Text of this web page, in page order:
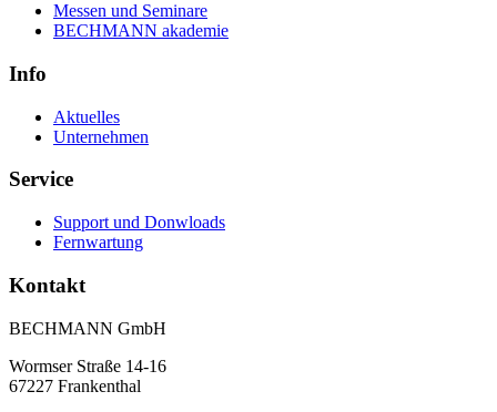
Messen und Seminare
BECHMANN akademie
Info
Aktuelles
Unternehmen
Service
Support und Donwloads
Fernwartung
Kontakt
BECHMANN GmbH
Wormser Straße 14-16
67227 Frankenthal